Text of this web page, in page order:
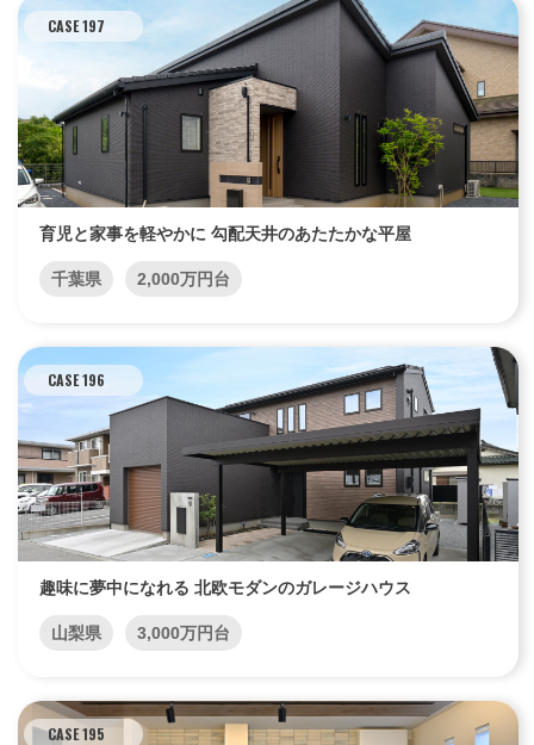
CASE 197
育児と家事を軽やかに 勾配天井のあたたかな平屋
千葉県 2,000万円台
CASE 196
趣味に夢中になれる 北欧モダンのガレージハウス
山梨県 3,000万円台
CASE 195